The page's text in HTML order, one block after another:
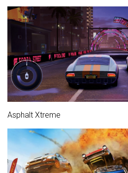
Asphalt Xtreme